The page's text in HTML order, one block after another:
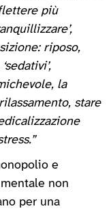
più
riposo,
la
stare
e
non
per una